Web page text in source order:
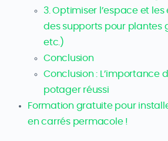
3. Optimiser l’espace et
des supports pour plantes
etc.)
Conclusion
Conclusion : L’importance
potager réussi
Formation gratuite pour
en carrés permacole !